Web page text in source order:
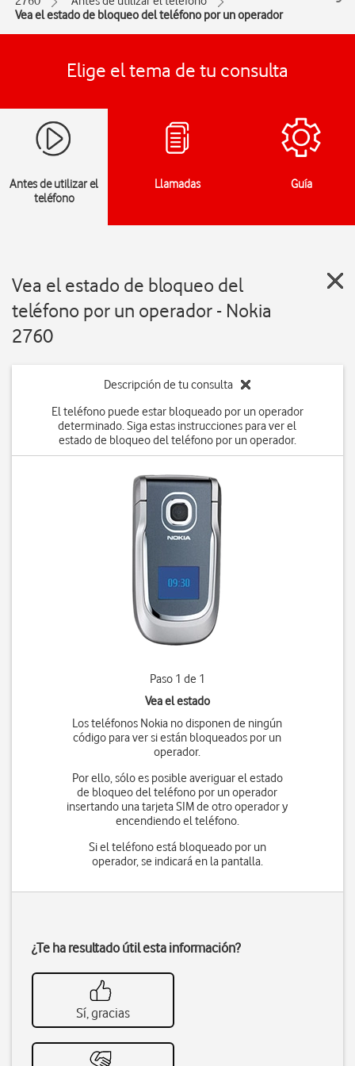
Vea el estado de bloqueo del teléfono por un operador
Elige el tema de tu consulta
Antes de utilizar el
teléfono
Llamadas Guía
Vea el estado de bloqueo del
teléfono por un operador - Nokia
2760
Descripción de tu consulta
El teléfono puede estar bloqueado por un operador
determinado. Siga estas instrucciones para ver el
estado de bloqueo del teléfono por un operador.
Paso 1 de 1
Vea el estado
Los teléfonos Nokia no disponen de ningún
código para ver si están bloqueados por un
operador.
Por ello, sólo es posible averiguar el estado
de bloqueo del teléfono por un operador
insertando una tarjeta SIM de otro operador y
encendiendo el teléfono.
Si el teléfono está bloqueado por un
operador, se indicará en la pantalla.
¿Te ha resultado útil esta información?
Sí, gracias